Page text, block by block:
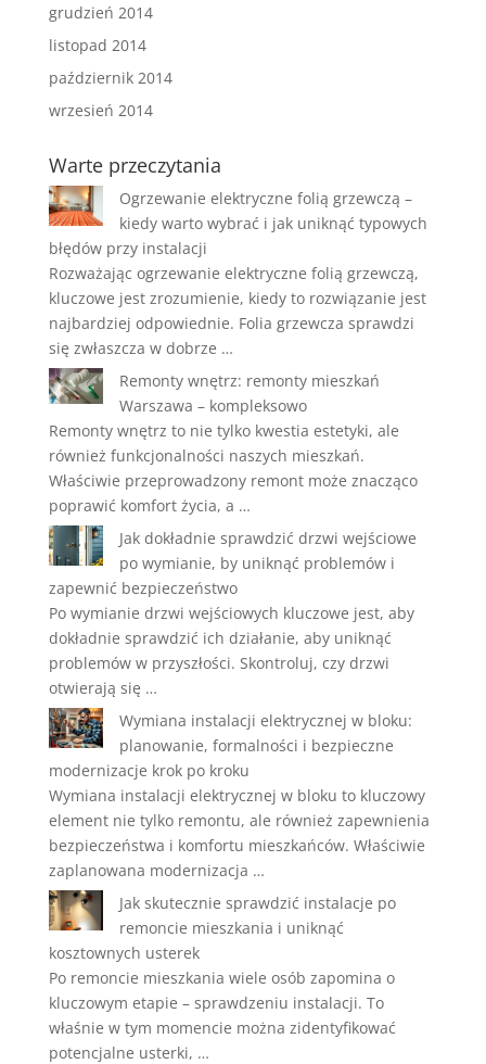
grudzień 2014
listopad 2014
październik 2014
wrzesień 2014
Warte przeczytania
Ogrzewanie elektryczne folią grzewczą –
kiedy warto wybrać i jak uniknąć typowych
błędów przy instalacji
Rozważając ogrzewanie elektryczne folią grzewczą,
kluczowe jest zrozumienie, kiedy to rozwiązanie jest
najbardziej odpowiednie. Folia grzewcza sprawdzi
się zwłaszcza w dobrze …
Remonty wnętrz: remonty mieszkań
Warszawa – kompleksowo
Remonty wnętrz to nie tylko kwestia estetyki, ale
również funkcjonalności naszych mieszkań.
Właściwie przeprowadzony remont może znacząco
poprawić komfort życia, a …
Jak dokładnie sprawdzić drzwi wejściowe
po wymianie, by uniknąć problemów i
zapewnić bezpieczeństwo
Po wymianie drzwi wejściowych kluczowe jest, aby
dokładnie sprawdzić ich działanie, aby uniknąć
problemów w przyszłości. Skontroluj, czy drzwi
otwierają się …
Wymiana instalacji elektrycznej w bloku:
planowanie, formalności i bezpieczne
modernizacje krok po kroku
Wymiana instalacji elektrycznej w bloku to kluczowy
element nie tylko remontu, ale również zapewnienia
bezpieczeństwa i komfortu mieszkańców. Właściwie
zaplanowana modernizacja …
Jak skutecznie sprawdzić instalacje po
remoncie mieszkania i uniknąć
kosztownych usterek
Po remoncie mieszkania wiele osób zapomina o
kluczowym etapie – sprawdzeniu instalacji. To
właśnie w tym momencie można zidentyfikować
potencjalne usterki, …